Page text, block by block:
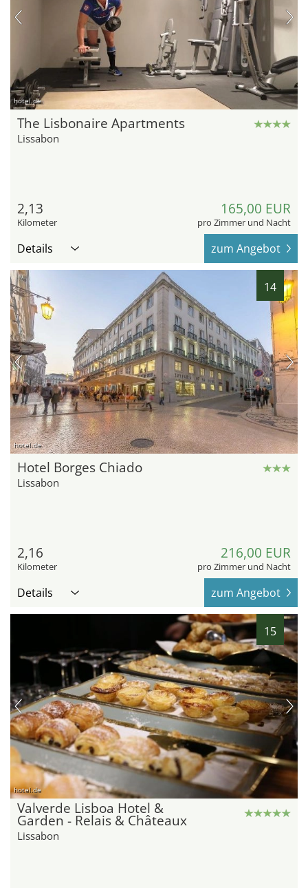
hotel.de
The Lisbonaire Apartments
Lissabon
2,13
Kilometer
165,00 EUR
pro Zimmer und Nacht
Details zum Angebot
14
hotel.de
Hotel Borges Chiado
Lissabon
2,16
Kilometer
216,00 EUR
pro Zimmer und Nacht
Details zum Angebot
15
hotel.de
Valverde Lisboa Hotel &
Garden - Relais & Châteaux
Lissabon